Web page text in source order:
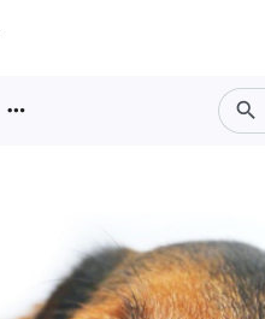
more_horiz search